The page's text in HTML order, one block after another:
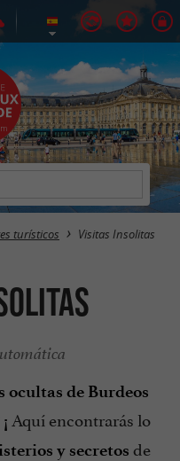
turísticos Visitas Insolitas
ocultas de Burdeos
Aquí encontrarás lo
y secretos de